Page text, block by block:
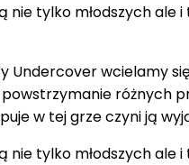
tylko młodszych ale
Undercover wcielamy
w tej grze czyni ją
tylko młodszych ale